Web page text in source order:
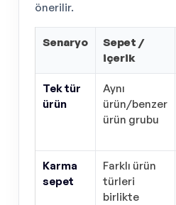
önerilir.
Senaryo
Sepet /
içerik
Tek tür
ürün
Aynı
ürün/benzer
ürün grubu
Karma
sepet
Farklı ürün
türleri
birlikte